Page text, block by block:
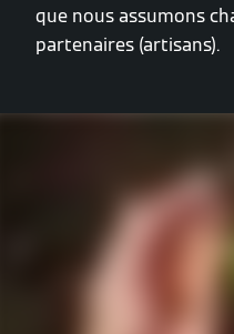
que nous assumons
partenaires (artisans).